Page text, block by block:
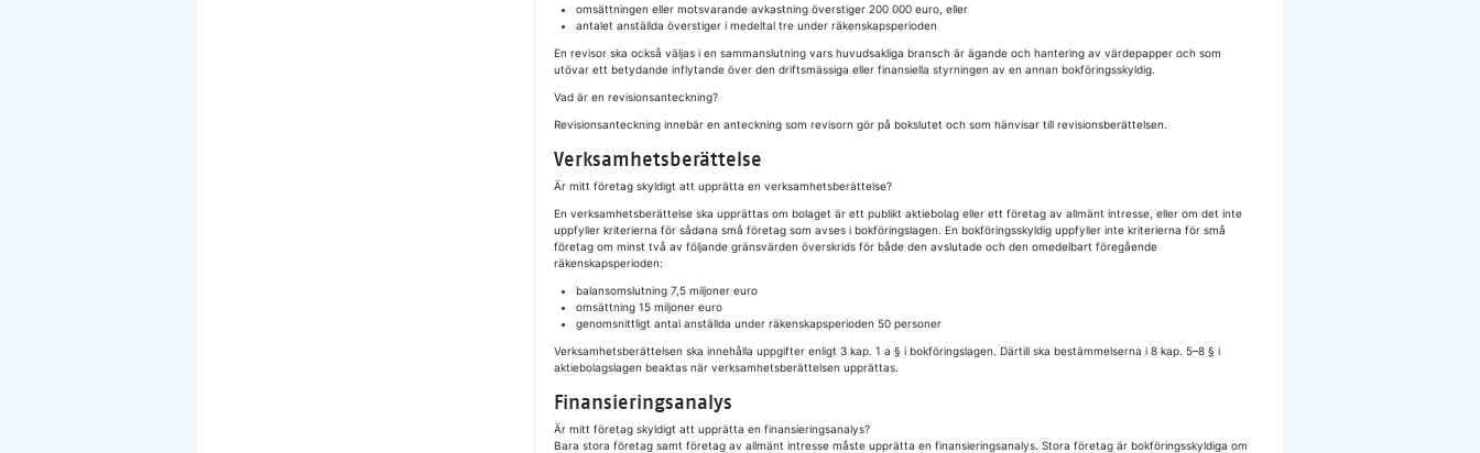
omsättningen eller motsvarande avkastning överstiger 200 000 euro, eller
antalet anställda överstiger i medeltal tre under räkenskapsperioden
En revisor ska också väljas i en sammanslutning vars huvudsakliga bransch är ägande och hantering av värdepapper och som
utövar ett betydande inflytande över den driftsmässiga eller finansiella styrningen av en annan bokföringsskyldig.
Vad är en revisionsanteckning?
Revisionsanteckning innebär en anteckning som revisorn gör på bokslutet och som hänvisar till revisionsberättelsen.
Verksamhetsberättelse
Är mitt företag skyldigt att upprätta en verksamhetsberättelse?
En verksamhetsberättelse ska upprättas om bolaget är ett publikt aktiebolag eller ett företag av allmänt intresse, eller om det inte
uppfyller kriterierna för sådana små företag som avses i bokföringslagen. En bokföringsskyldig uppfyller inte kriterierna för små
företag om minst två av följande gränsvärden överskrids för både den avslutade och den omedelbart föregående
räkenskapsperioden:
balansomslutning 7,5 miljoner euro
omsättning 15 miljoner euro
genomsnittligt antal anställda under räkenskapsperioden 50 personer
Verksamhetsberättelsen ska innehålla uppgifter enligt 3 kap. 1 a § i bokföringslagen. Därtill ska bestämmelserna i 8 kap. 5–8 § i
aktiebolagslagen beaktas när verksamhetsberättelsen upprättas.
Finansieringsanalys
Är mitt företag skyldigt att upprätta en finansieringsanalys?
Bara stora företag samt företag av allmänt intresse måste upprätta en finansieringsanalys. Stora företag är bokföringsskyldiga om